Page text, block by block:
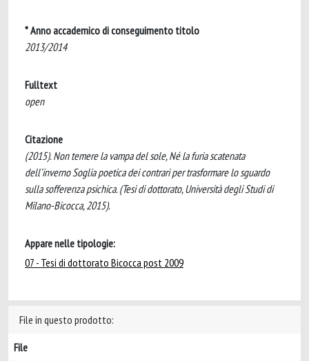
* Anno accademico di conseguimento titolo
2013/2014
Fulltext
open
Citazione
(2015). Non temere la vampa del sole, Né la furia scatenata
dell’inverno Soglia poetica dei contrari per trasformare lo sguardo
sulla sofferenza psichica. (Tesi di dottorato, Università degli Studi di
Milano-Bicocca, 2015).
Appare nelle tipologie:
07 - Tesi di dottorato Bicocca post 2009
File in questo prodotto:
File